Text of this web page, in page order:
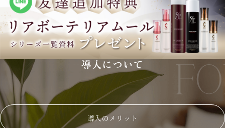
導入について
導入のメリット